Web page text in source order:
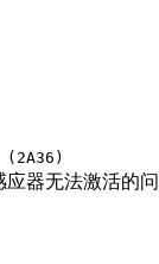
器无法激活的